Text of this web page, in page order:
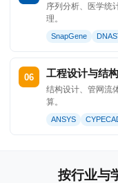
序列分析、医学统
理。
SnapGene
06 工程设计与结
结构设计、管网流
算。
ANSYS
按行业与